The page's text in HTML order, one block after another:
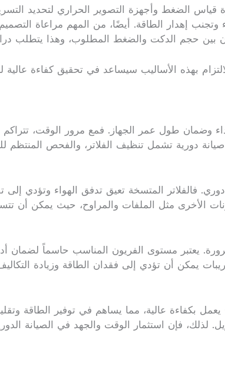
قياس الضغط وأجهزة التصوير الحراري لتحديد
إهدار الطاقة. أيضًا، من المهم مراعاة
حجم الدكت والضغط المطلوب، وهذا يتطلب
بهذه الأساليب سيساعد في تحقيق كفاءة
وضمان طول عمر الجهاز. فمع مرور الوقت،
صيانة دورية تشمل تنظيف الفلاتر، والفحص المنتظم
فالفلاتر المتسخة تعيق تدفق الهواء وتؤدي إلى
مثل الملفات والمراوح، حيث يمكن أن
يعتبر مستوى الفريون المناسب حاسماً لضمان
يمكن أن تؤدي إلى فقدان الطاقة وزيادة
يعمل بكفاءة عالية، مما يساهم في توفير الطاقة
لذلك، فإن استثمار الوقت والجهد في الصيانة